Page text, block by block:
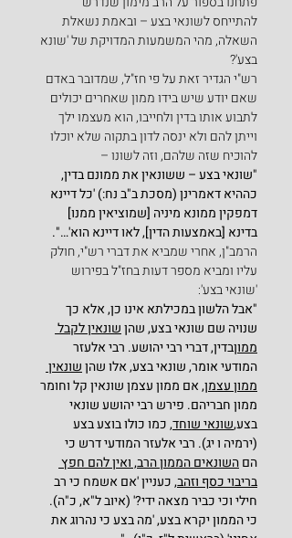
להתייחס לשונאי בצע – ובאמת נשאלת
השאלה, מהי המשמעות המדויקת של 'שונא
בצע'?
רש"י הגדיר זאת על פי חז"ל, שמדובר באדם
שאם יודע שיש בידו ממון שאחרים יכולים
לתבוע אותו בדין ולחייבו, הוא מעצמו ילך
וייתן להם ולא ינסה לדון בתקוה שלא יוכלו
להוכיח שזה שלהם, וזה לשונו –
"שונאי בצע – ששונאין את ממונם בדין,
כההיא דאמרינן (מסכת ב"ב נח:) 'כל דיינא
דמפקין ממונא מיניה [שמוציאין ממנו]
בדינא [באמצעות הדין], לאו דיינא הוא'…".
הרמב"ן, אחרי שמביא את דברי רש"י, חולק
עליו ומביא מספר דעות בחז"ל בפירוש
'שונאי בצע':
"אבל הלשון במכילתא אינו כן, אלא כך
שנויה שם שונאי בצע, שהן שונאין לקבל
ממוןבדין, דברי רבי יהושע. רבי אלעזר
המודעי אומר, שונאי בצע, אלו שהן שונאין
ממון עצמן, אם ממון עצמן שונאין קל וחומר
ממון חבריהם. פירש רבי יהושע שונאי
בצע,שונאי שוחד, כמו כולו בוצע בצע
(ירמיה ו יג). רבי אלעזר המודעי דרש כי
הם השונאים הממון הרב, ואין להם חפץ
בריבוי כסף וזהב, כעניין 'אם אשמח כי רב
חילי וכי כביר מצאה ידי?' (איוב ל"א, כ"ה).
כי הממון יקרא בצע, 'מה בצע כי נהרוג את